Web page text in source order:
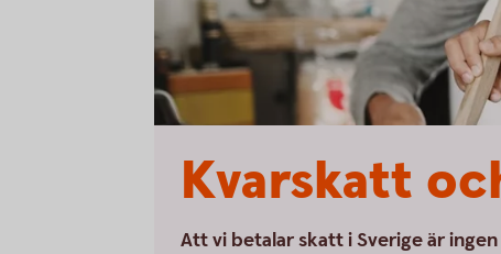
Kvarskatt
Att vi betalar skatt i Sverige är